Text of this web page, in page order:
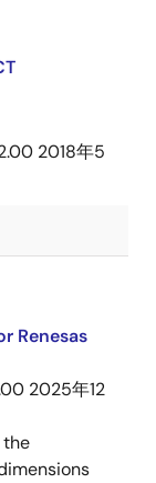
2018年5
Renesas
2025年12
the